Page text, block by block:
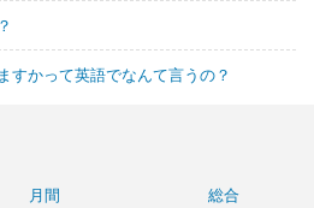
すかって英語でなんて言うの？
月間
総合